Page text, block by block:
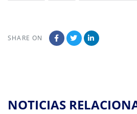
SHARE ON
NOTICIAS